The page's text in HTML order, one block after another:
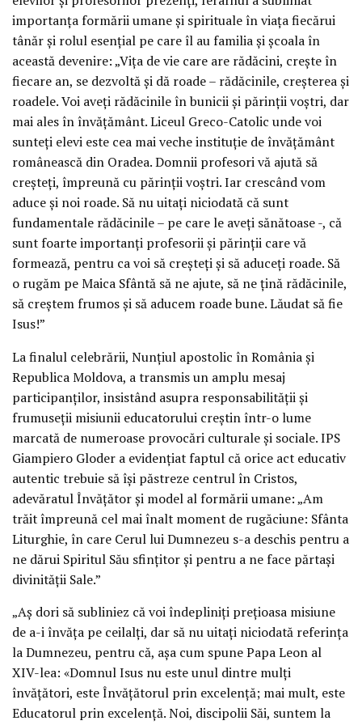
importanța formării umane și spirituale în viața fiecărui
tânăr și rolul esențial pe care îl au familia și școala în
această devenire: „Vița de vie care are rădăcini, crește în
fiecare an, se dezvoltă și dă roade – rădăcinile, creșterea și
roadele. Voi aveți rădăcinile în bunicii și părinții voștri, dar
mai ales în învățământ. Liceul Greco-Catolic unde voi
sunteți elevi este cea mai veche instituție de învățământ
românească din Oradea. Domnii profesori vă ajută să
creșteți, împreună cu părinții voștri. Iar crescând vom
aduce și noi roade. Să nu uitați niciodată că sunt
fundamentale rădăcinile – pe care le aveți sănătoase -, că
sunt foarte importanți profesorii și părinții care vă
formează, pentru ca voi să creșteți și să aduceți roade. Să
o rugăm pe Maica Sfântă să ne ajute, să ne țină rădăcinile,
să creștem frumos și să aducem roade bune. Lăudat să fie
Isus!”
La finalul celebrării, Nunțiul apostolic în România și
Republica Moldova, a transmis un amplu mesaj
participanților, insistând asupra responsabilității și
frumuseții misiunii educatorului creștin într-o lume
marcată de numeroase provocări culturale și sociale. IPS
Giampiero Gloder a evidențiat faptul că orice act educativ
autentic trebuie să își păstreze centrul în Cristos,
adevăratul Învățător și model al formării umane: „Am
trăit împreună cel mai înalt moment de rugăciune: Sfânta
Liturghie, în care Cerul lui Dumnezeu s-a deschis pentru a
ne dărui Spiritul Său sfințitor și pentru a ne face părtași
divinității Sale.”
„Aș dori să subliniez că voi îndepliniți prețioasa misiune
de a-i învăța pe ceilalți, dar să nu uitați niciodată referința
la Dumnezeu, pentru că, așa cum spune Papa Leon al
XIV-lea: «Domnul Isus nu este unul dintre mulți
învățători, este Învățătorul prin excelență; mai mult, este
Educatorul prin excelență. Noi, discipolii Săi, suntem la